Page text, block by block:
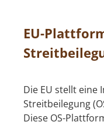
EU-
Die EU stellt
Streitbeilegung
Diese OS-